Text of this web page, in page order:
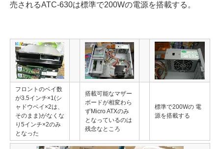
売されるATC-630は標準で200Wの電源を搭載する。
フロントのベイ数
が3.5インチ×1(シ
ャドウベイ×2は、
そのまま)がなくな
り5インチ×2のみ
となった
搭載可能なマザー
ボードが相変わら
ずMicro ATXのみ
となっているのは
残念なところ
標準で200Wの 電
源を搭載する